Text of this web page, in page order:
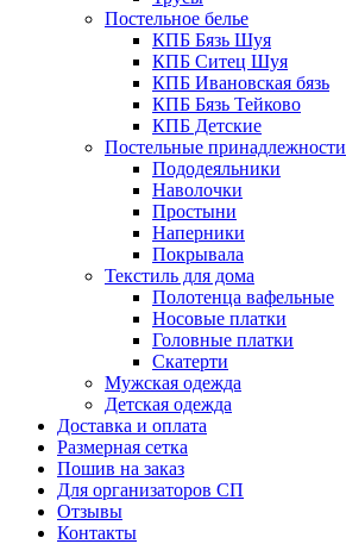
Постельное белье
КПБ Бязь Шуя
КПБ Ситец Шуя
КПБ Ивановская бязь
КПБ Бязь Тейково
КПБ Детские
Постельные принадлежности
Пододеяльники
Наволочки
Простыни
Наперники
Покрывала
Текстиль для дома
Полотенца вафельные
Носовые платки
Головные платки
Скатерти
Мужская одежда
Детская одежда
Доставка и оплата
Размерная сетка
Пошив на заказ
Для организаторов СП
Отзывы
Контакты